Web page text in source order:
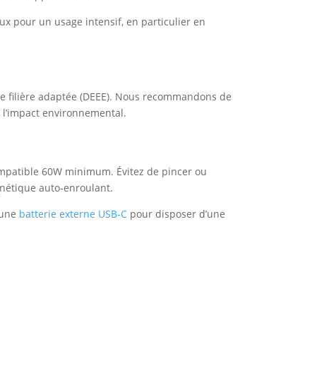
pour un usage intensif, en particulier en
adaptée (DEEE). Nous recommandons de
environnemental.
60W minimum. Évitez de pincer ou
auto‑enroulant.
batterie externe USB‑C pour disposer d’une